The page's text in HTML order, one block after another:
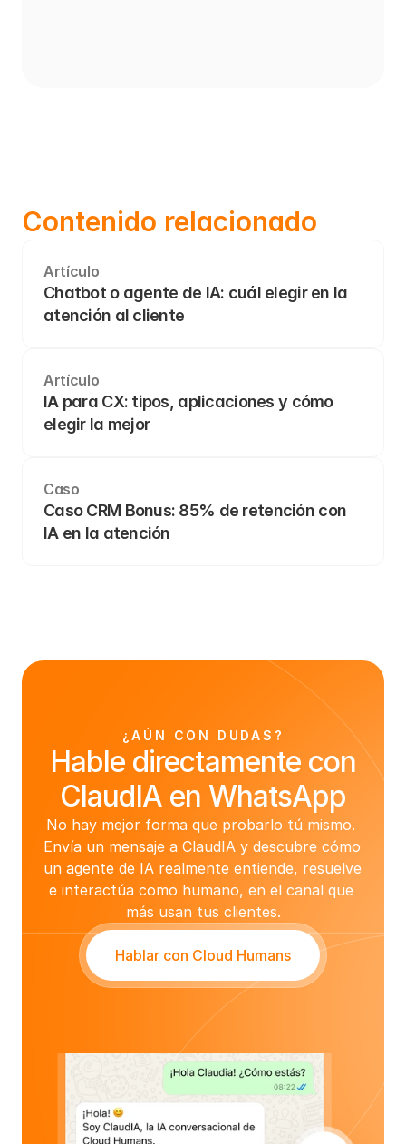
Contenido relacionado
Artículo
Chatbot o agente de IA: cuál elegir en la
atención al cliente
Artículo
IA para CX: tipos, aplicaciones y cómo
elegir la mejor
Caso
Caso CRM Bonus: 85% de retención con
IA en la atención
¿AÚN CON DUDAS?
Hable directamente con
ClaudIA en WhatsApp
No hay mejor forma que probarlo tú mismo.
Envía un mensaje a ClaudIA y descubre cómo
un agente de IA realmente entiende, resuelve
e interactúa como humano, en el canal que
más usan tus clientes.
Hablar con Cloud Humans